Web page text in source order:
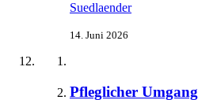
Suedlaender
14. Juni 2026
Pfleglicher Umgang